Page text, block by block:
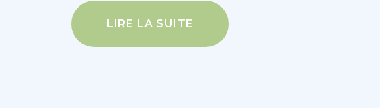
LIRE LA SUITE